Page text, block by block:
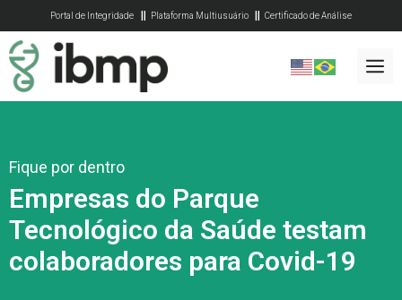
Portal de Integridade Plataforma Multiusuário Certificado de Análise
Fique por dentro
Empresas do Parque
Tecnológico da Saúde testam
colaboradores para Covid-19